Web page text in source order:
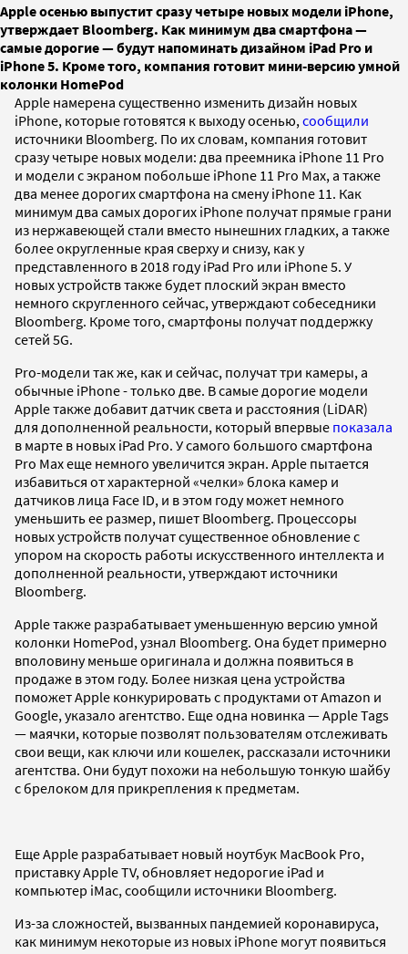
Apple осенью выпустит сразу четыре новых модели iPhone,
утверждает Bloomberg. Как минимум два смартфона —
самые дорогие — будут напоминать дизайном iPad Pro и
iPhone 5. Кроме того, компания готовит мини-версию умной
колонки HomePod
Apple намерена существенно изменить дизайн новых
iPhone, которые готовятся к выходу осенью, сообщили
источники Bloomberg. По их словам, компания готовит
сразу четыре новых модели: два преемника iPhone 11 Pro
и модели с экраном побольше iPhone 11 Pro Max, а также
два менее дорогих смартфона на смену iPhone 11. Как
минимум два самых дорогих iPhone получат прямые грани
из нержавеющей стали вместо нынешних гладких, а также
более округленные края сверху и снизу, как у
представленного в 2018 году iPad Pro или iPhone 5. У
новых устройств также будет плоский экран вместо
немного скругленного сейчас, утверждают собеседники
Bloomberg. Кроме того, смартфоны получат поддержку
сетей 5G.
Pro-модели так же, как и сейчас, получат три камеры, а
обычные iPhone - только две. В самые дорогие модели
Apple также добавит датчик света и расстояния (LiDAR)
для дополненной реальности, который впервые показала
в марте в новых iPad Pro. У самого большого смартфона
Pro Max еще немного увеличится экран. Apple пытается
избавиться от характерной «челки» блока камер и
датчиков лица Face ID, и в этом году может немного
уменьшить ее размер, пишет Bloomberg. Процессоры
новых устройств получат существенное обновление с
упором на скорость работы искусственного интеллекта и
дополненной реальности, утверждают источники
Bloomberg.
Apple также разрабатывает уменьшенную версию умной
колонки HomePod, узнал Bloomberg. Она будет примерно
вполовину меньше оригинала и должна появиться в
продаже в этом году. Более низкая цена устройства
поможет Apple конкурировать с продуктами от Amazon и
Google, указало агентство. Еще одна новинка — Apple Tags
— маячки, которые позволят пользователям отслеживать
свои вещи, как ключи или кошелек, рассказали источники
агентства. Они будут похожи на небольшую тонкую шайбу
с брелоком для прикрепления к предметам.
Еще Apple разрабатывает новый ноутбук MacBook Pro,
приставку Apple TV, обновляет недорогие iPad и
компьютер iMac, сообщили источники Bloomberg.
Из-за сложностей, вызванных пандемией коронавируса,
как минимум некоторые из новых iPhone могут появиться